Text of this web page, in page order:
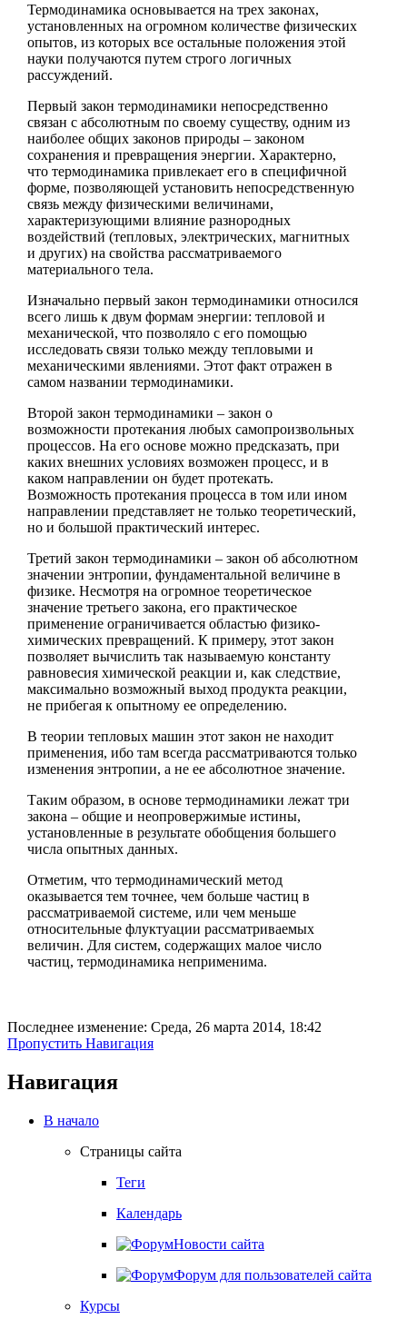
Термодинамика основывается на трех законах,
установленных на огромном количестве физических
опытов, из которых все остальные положения этой
науки получаются путем строго логичных
рассуждений.
Первый закон термодинамики непосредственно
связан с абсолютным по своему существу, одним из
наиболее общих законов природы – законом
сохранения и превращения энергии. Характерно,
что термодинамика привлекает его в специфичной
форме, позволяющей установить непосредственную
связь между физическими величинами,
характеризующими влияние разнородных
воздействий (тепловых, электрических, магнитных
и других) на свойства рассматриваемого
материального тела.
Изначально первый закон термодинамики относился
всего лишь к двум формам энергии: тепловой и
механической, что позволяло с его помощью
исследовать связи только между тепловыми и
механическими явлениями. Этот факт отражен в
самом названии термодинамики.
Второй закон термодинамики – закон о
возможности протекания любых самопроизвольных
процессов. На его основе можно предсказать, при
каких внешних условиях возможен процесс, и в
каком направлении он будет протекать.
Возможность протекания процесса в том или ином
направлении представляет не только теоретический,
но и большой практический интерес.
Третий закон термодинамики – закон об абсолютном
значении энтропии, фундаментальной величине в
физике. Несмотря на огромное теоретическое
значение третьего закона, его практическое
применение ограничивается областью физико-
химических превращений. К примеру, этот закон
позволяет вычислить так называемую константу
равновесия химической реакции и, как следствие,
максимально возможный выход продукта реакции,
не прибегая к опытному ее определению.
В теории тепловых машин этот закон не находит
применения, ибо там всегда рассматриваются только
изменения энтропии, а не ее абсолютное значение.
Таким образом, в основе термодинамики лежат три
закона – общие и неопровержимые истины,
установленные в результате обобщения большего
числа опытных данных.
Отметим, что термодинамический метод
оказывается тем точнее, чем больше частиц в
рассматриваемой системе, или чем меньше
относительные флуктуации рассматриваемых
величин. Для систем, содержащих малое число
частиц, термодинамика неприменима.
Последнее изменение: Среда, 26 марта 2014, 18:42
Пропустить Навигация
Навигация
В начало
Страницы сайта
Теги
Календарь
Новости сайта
Форум для пользователей сайта
Курсы